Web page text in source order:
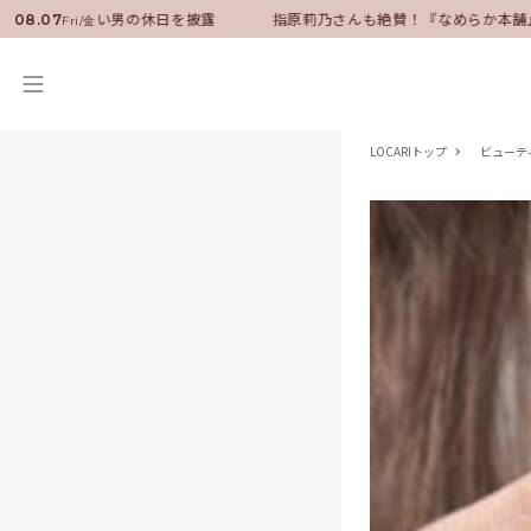
08.07Fri/金
就任！いい男の休日を披露 指原莉乃さんも絶賛！『なめらか本舗
LOCARIトップ ビューテ